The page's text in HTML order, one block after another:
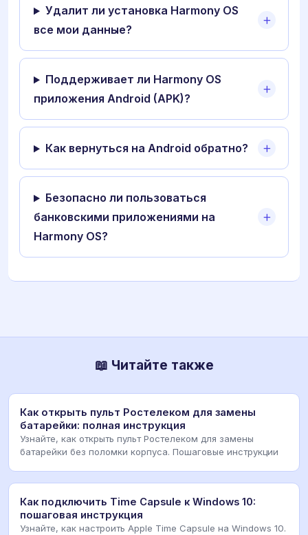
Удалит ли установка Harmony OS
все мои данные?
Поддерживает ли Harmony OS
приложения Android (APK)?
Как вернуться на Android обратно?
Безопасно ли пользоваться
банковскими приложениями на
Harmony OS?
📖 Читайте также
Как открыть пульт Ростелеком для замены
батарейки: полная инструкция
Узнайте, как открыть пульт Ростелеком для замены
батарейки без поломки корпуса. Пошаговые инструкции
Как подключить Time Capsule к Windows 10:
пошаговая инструкция
Узнайте, как настроить Apple Time Capsule на Windows 10.